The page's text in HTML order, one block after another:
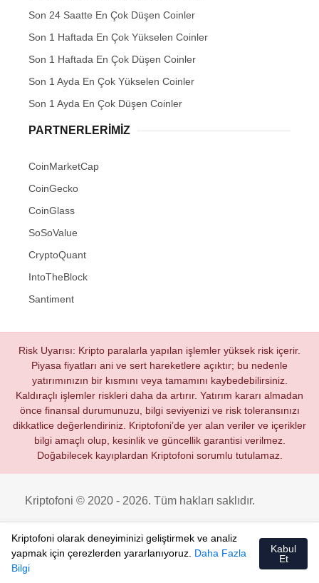
Son 24 Saatte En Çok Düşen Coinler
Son 1 Haftada En Çok Yükselen Coinler
Son 1 Haftada En Çok Düşen Coinler
Son 1 Ayda En Çok Yükselen Coinler
Son 1 Ayda En Çok Düşen Coinler
PARTNERLERIMIZ
CoinMarketCap
CoinGecko
CoinGlass
SoSoValue
CryptoQuant
IntoTheBlock
Santiment
Risk Uyarısı: Kripto paralarla yapılan işlemler yüksek risk içerir.
Piyasa fiyatları ani ve sert hareketlere açıktır; bu nedenle
yatırımınızın bir kısmını veya tamamını kaybedebilirsiniz.
Kaldıraçlı işlemler riskleri daha da artırır. Yatırım kararı almadan
önce finansal durumunuzu, bilgi seviyenizi ve risk toleransınızı
dikkatlice değerlendiriniz. Kriptofoni’de yer alan veriler ve içerikler
bilgi amaçlı olup, kesinlik ve güncellik garantisi verilmez.
Doğabilecek kayıplardan Kriptofoni sorumlu tutulamaz.
Kriptofoni © 2020 - 2026. Tüm hakları saklıdır.
Kriptofoni olarak deneyiminizi geliştirmek ve analiz
yapmak için çerezlerden yararlanıyoruz. Daha Fazla
Bilgi
Kabul
Et